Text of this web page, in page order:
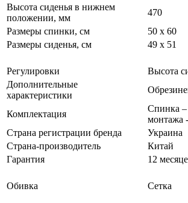
Высота сиденья в нижнем
положении, мм
470
Размеры спинки, см
50 x 60
Размеры сиденья, см
49 x 51
Регулировки
Высота
Дополнительные
характеристики
Комплектация
Спинка –
монтажа
Страна регистрации бренда
Украина
Страна-производитель
Китай
Гарантия
12
Обивка
Сетка